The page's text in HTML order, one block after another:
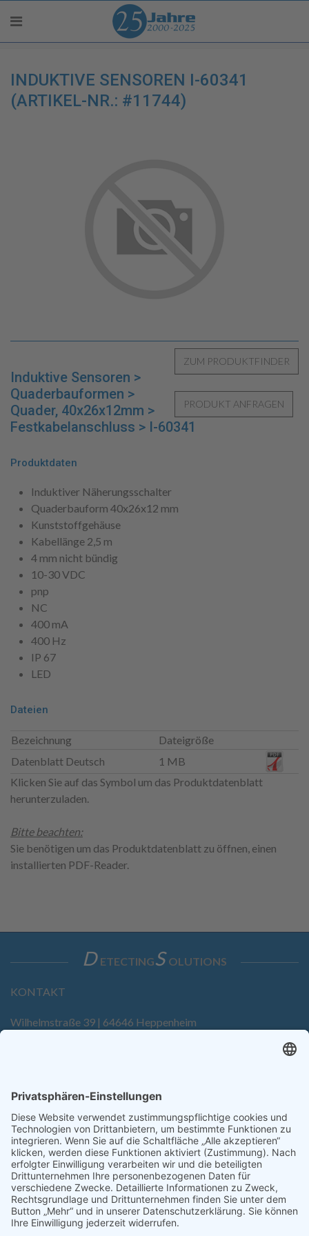
INDUKTIVE SENSOREN I-60341
(ARTIKEL-NR.: #11744)
Induktive Sensoren >
Quaderbauformen >
Quader, 40x26x12mm >
Festkabelanschluss > I-60341
Produktdaten
Induktiver Näherungsschalter
Quaderbauform 40x26x12 mm
Kunststoffgehäuse
Kabellänge 2,5 m
4 mm nicht bündig
10-30 VDC
pnp
NC
400 mA
400 Hz
IP 67
LED
Dateien
Bezeichnung
Dateigröße
Datenblatt Deutsch
1 MB
Klicken Sie auf das Symbol um das Produktdatenblatt
herunterzuladen.
Bitte beachten:
Sie benötigen um das Produktdatenblatt zu öffnen, einen
installierten PDF-Reader.
D ETECTINGS OLUTIONS
KONTAKT
Wilhelmstraße 39 | 64646 Heppenheim
SERVICE
Anfrage
Direkt-Bestellung
KONTAKTFORMULAR